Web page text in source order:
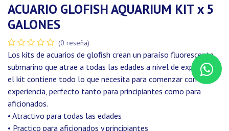
ACUARIO GLOFISH AQUARIUM KIT x 5
GALONES
(0 reseña)
Los kits de acuarios de glofish crean un paraíso fluorescente
submarino que atrae a todas las edades a nivel de experiencia,
el kit contiene todo lo que necesita para comenzar con su
experiencia, perfecto tanto para principiantes como para
aficionados.
• Atractivo para todas las edades
• Practico para aficionados y principiantes